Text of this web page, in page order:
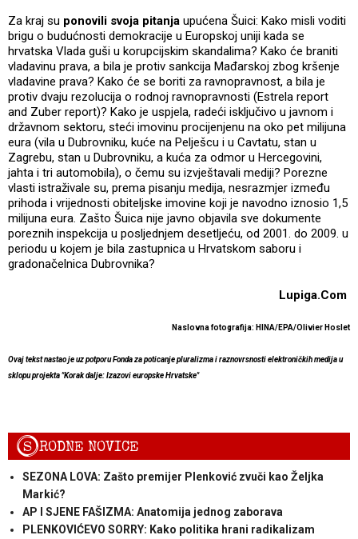
Za kraj su ponovili svoja pitanja upućena Šuici: Kako misli voditi
brigu o budućnosti demokracije u Europskoj uniji kada se
hrvatska Vlada guši u korupcijskim skandalima? Kako će braniti
vladavinu prava, a bila je protiv sankcija Mađarskoj zbog kršenje
vladavine prava? Kako će se boriti za ravnopravnost, a bila je
protiv dvaju rezolucija o rodnoj ravnopravnosti (Estrela report
and Zuber report)? Kako je uspjela, radeći isključivo u javnom i
državnom sektoru, steći imovinu procijenjenu na oko pet milijuna
eura (vila u Dubrovniku, kuće na Pelješcu i u Cavtatu, stan u
Zagrebu, stan u Dubrovniku, a kuća za odmor u Hercegovini,
jahta i tri automobila), o čemu su izvještavali mediji? Porezne
vlasti istraživale su, prema pisanju medija, nesrazmjer između
prihoda i vrijednosti obiteljske imovine koji je navodno iznosio 1,5
milijuna eura. Zašto Šuica nije javno objavila sve dokumente
poreznih inspekcija u posljednjem desetljeću, od 2001. do 2009. u
periodu u kojem je bila zastupnica u Hrvatskom saboru i
gradonačelnica Dubrovnika?
Lupiga.Com
Naslovna fotografija: HINA/EPA/Olivier Hoslet
Ovaj tekst nastao je uz potporu Fonda za poticanje pluralizma i raznovrsnosti elektroničkih medija u
sklopu projekta "Korak dalje: Izazovi europske Hrvatske"
SRODNE NOVICE
SEZONA LOVA: Zašto premijer Plenković zvuči kao Željka
Markić?
AP I SJENE FAŠIZMA: Anatomija jednog zaborava
PLENKOVIĆEVO SORRY: Kako politika hrani radikalizam